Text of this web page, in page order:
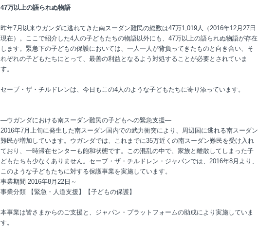
47万以上の語られぬ物語
昨年7月以来ウガンダに逃れてきた南スーダン難民の総数は47万1,019人（2016年12月27日
現在）。ここで紹介した4人の子どもたちの物語以外にも、47万以上の語られぬ物語が存在
します。緊急下の子どもの保護においては、一人一人が背負ってきたものと向き合い、そ
れぞれの子どもたちにとって、最善の利益となるよう対処することが必要とされていま
す。
セーブ・ザ・チルドレンは、今日もこの4人のような子どもたちに寄り添っています。
―ウガンダにおける南スーダン難民の子どもへの緊急支援―
2016年7月上旬に発生した南スーダン国内での武力衝突により、周辺国に逃れる南スーダン
難民が増加しています。ウガンダでは、これまでに35万近くの南スーダン難民を受け入れ
ており、一時滞在センターも飽和状態です。この混乱の中で、家族と離散してしまった子
どもたちも少なくありません。セーブ・ザ・チルドレン・ジャパンでは、2016年8月より、
このような子どもたちに対する保護事業を実施しています。
事業期間 2016年8月22日～
事業分類 【緊急・人道支援】【子どもの保護】
本事業は皆さまからのご支援と、ジャパン・プラットフォームの助成により実施していま
す。